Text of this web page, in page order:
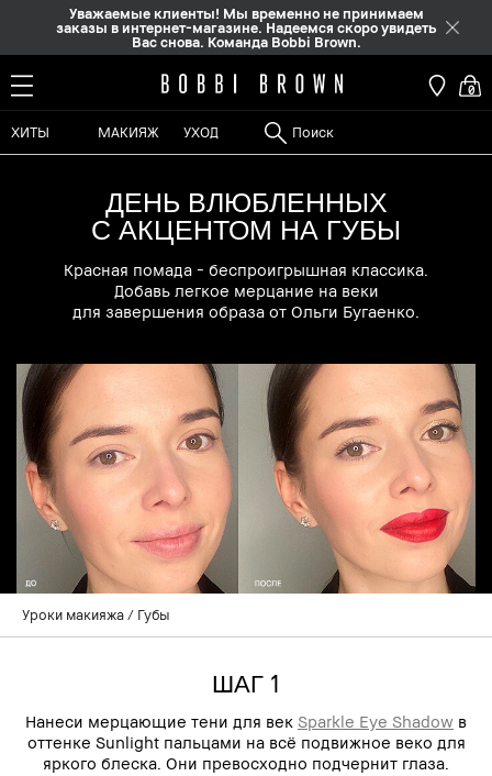
Уважаемые клиенты! Мы временно не принимаем
заказы в интернет-магазине. Надеемся скоро увидеть
Вас снова. Команда Bobbi Brown.
0
ХИТЫ МАКИЯЖ УХОД
ДЕНЬ ВЛЮБЛЕННЫХ
С АКЦЕНТОМ НА ГУБЫ
Красная помада - беспроигрышная классика.
Добавь легкое мерцание на веки
для завершения образа от Ольги Бугаенко.
Уроки макияжа Губы
ШАГ 1
Нанеси мерцающие тени для век Sparkle Eye Shadow в
оттенке Sunlight пальцами на всё подвижное веко для
яркого блеска. Они превосходно подчернит глаза.